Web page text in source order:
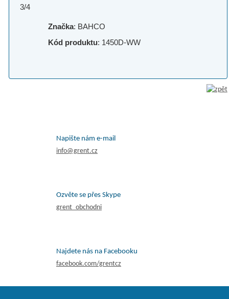
3/4
Značka: BAHCO
Kód produktu: 1450D-WW
Napište nám e-mail
info@grent.cz
Ozvěte se přes Skype
grent_obchodni
Najdete nás na Facebooku
facebook.com/grentcz